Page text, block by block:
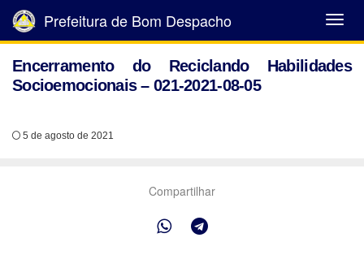
Abrir
Menu
Prefeitura de Bom Despacho
Encerramento do Reciclando Habilidades
Socioemocionais – 021-2021-08-05
5 de agosto de 2021
Compartilhar